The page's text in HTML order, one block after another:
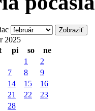
2025
pi so ne
1
2
7 8
9
14 15
16
21 22
23
28